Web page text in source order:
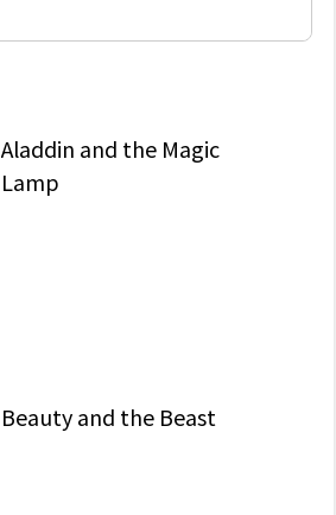
Aladdin and the Magic
Lamp
Beauty and the Beast